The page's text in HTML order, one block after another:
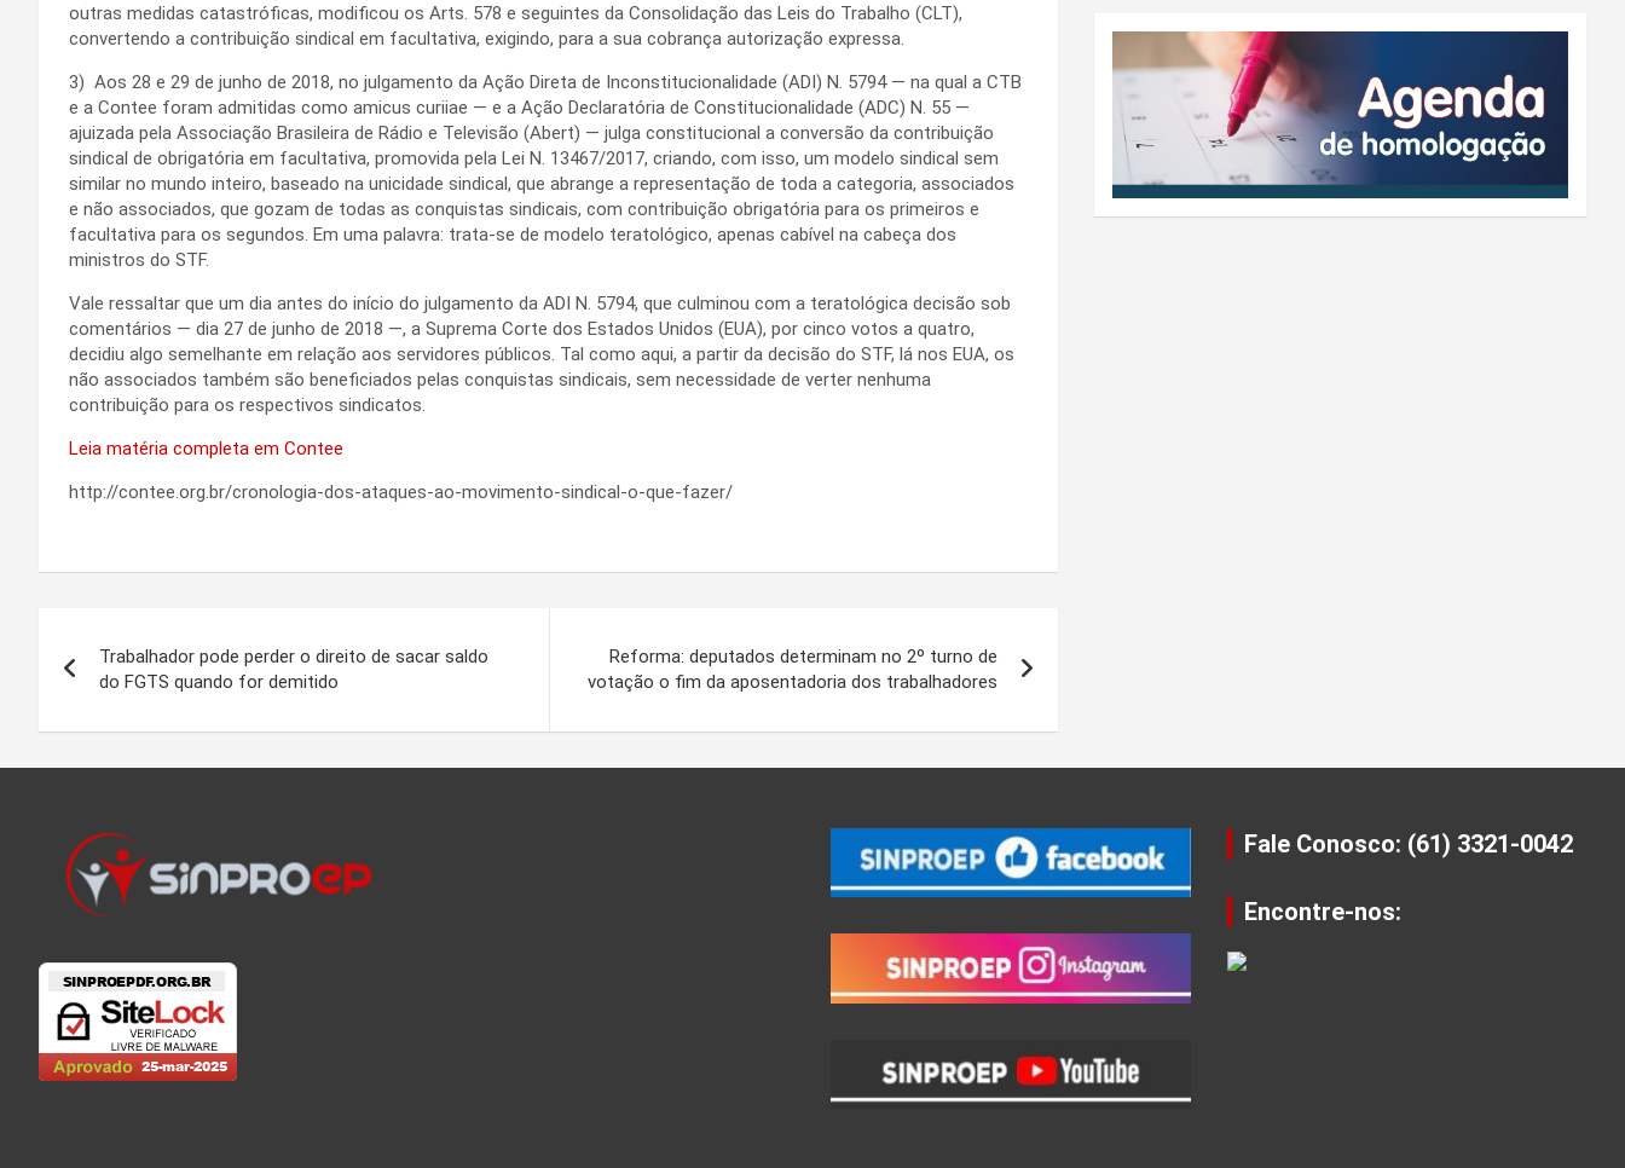
outras medidas catastróficas, modificou os Arts. 578 e seguintes da Consolidação das Leis do Trabalho (CLT),
convertendo a contribuição sindical em facultativa, exigindo, para a sua cobrança autorização expressa.
3) Aos 28 e 29 de junho de 2018, no julgamento da Ação Direta de Inconstitucionalidade (ADI) N. 5794 — na qual a CTB
e a Contee foram admitidas como amicus curiiae — e a Ação Declaratória de Constitucionalidade (ADC) N. 55 —
ajuizada pela Associação Brasileira de Rádio e Televisão (Abert) — julga constitucional a conversão da contribuição
sindical de obrigatória em facultativa, promovida pela Lei N. 13467/2017, criando, com isso, um modelo sindical sem
similar no mundo inteiro, baseado na unicidade sindical, que abrange a representação de toda a categoria, associados
e não associados, que gozam de todas as conquistas sindicais, com contribuição obrigatória para os primeiros e
facultativa para os segundos. Em uma palavra: trata-se de modelo teratológico, apenas cabível na cabeça dos
ministros do STF.
Vale ressaltar que um dia antes do início do julgamento da ADI N. 5794, que culminou com a teratológica decisão sob
comentários — dia 27 de junho de 2018 —, a Suprema Corte dos Estados Unidos (EUA), por cinco votos a quatro,
decidiu algo semelhante em relação aos servidores públicos. Tal como aqui, a partir da decisão do STF, lá nos EUA, os
não associados também são beneficiados pelas conquistas sindicais, sem necessidade de verter nenhuma
contribuição para os respectivos sindicatos.
Leia matéria completa em Contee
http://contee.org.br/cronologia-dos-ataques-ao-movimento-sindical-o-que-fazer/
de
Post
Trabalhador pode perder o direito de sacar saldo
do FGTS quando for demitido
Reforma: deputados determinam no 2º turno de
votação o fim da aposentadoria dos trabalhadores
Fale Conosco: (61) 3321-0042
Encontre-nos: